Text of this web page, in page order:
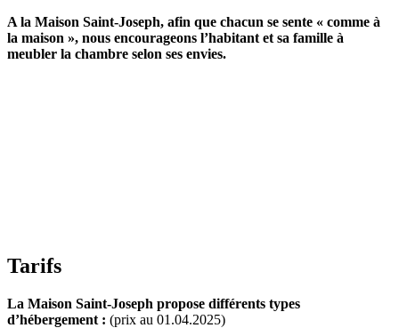
A la Maison Saint-Joseph, afin que chacun se sente « comme à
la maison », nous encourageons l’habitant et sa famille à
meubler la chambre selon ses envies.
Tarifs
La Maison Saint-Joseph propose différents types
d’hébergement : (prix au 01.04.2025)